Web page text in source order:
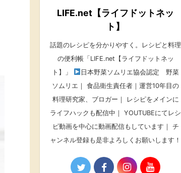
LIFE.net【ライフドットネッ
ト】
話題のレシピを分かりやすく。レシピと料理
の便利帳「LIFE.net【ライフドットネッ
ト】」
日本野菜ソムリエ協会認定 野菜
ソムリエ｜ 食品衛生責任者｜運営10年目の
料理研究家、ブロガー｜ レシピをメインに
ライフハックも配信中｜ YOUTUBEにてレシ
ピ動画を中心に動画配信もしています｜ チ
ャンネル登録も是非よろしくお願いします！